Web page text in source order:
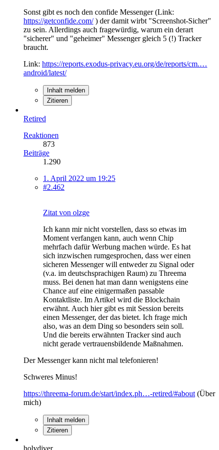
Sonst gibt es noch den confide Messenger (Link:
https://getconfide.com/) der damit wirbt "Screenshot-Sicher"
zu sein. Allerdings auch fragewürdig, warum ein derart
"sicherer" und "geheimer" Messenger gleich 5 (!) Tracker
braucht.
Link: https://reports.exodus-privacy.eu.org/de/reports/cm.…
android/latest/
Inhalt melden
Zitieren
Retired
Reaktionen
873
Beiträge
1.290
1. April 2022 um 19:25
#2.462
Zitat von olzge
Ich kann mir nicht vorstellen, dass so etwas im
Moment verfangen kann, auch wenn Chip
mehrfach dafür Werbung machen würde. Es hat
sich inzwischen rumgesprochen, dass wer einen
sicheren Messenger will entweder zu Signal oder
(v.a. im deutschsprachigen Raum) zu Threema
muss. Bei denen hat man dann wenigstens eine
Chance auf eine einigermaßen passable
Kontaktliste. Im Artikel wird die Blockchain
erwähnt. Auch hier gibt es mit Session bereits
einen Messenger, der das bietet. Ich frage mich
also, was an dem Ding so besonders sein soll.
Und die bereits erwähnten Tracker sind auch
nicht gerade vertrauensbildende Maßnahmen.
Der Messenger kann nicht mal telefonieren!
Schweres Minus!
https://threema-forum.de/start/index.ph…-retired/#about (Über
mich)
Inhalt melden
Zitieren
holydiver